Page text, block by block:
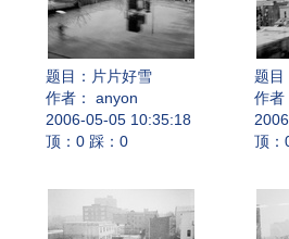
题目： 片片好雪
作者： anyon
2006-05-05 10:35:18
顶：0 踩：0
题目
作者
顶：